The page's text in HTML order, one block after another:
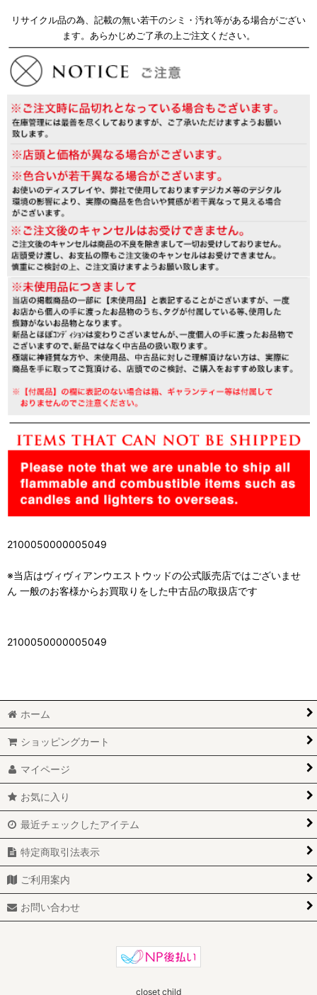
リサイクル品の為、記載の無い若干のシミ・汚れ等がある場合がござい
ます。あらかじめご了承の上ご注文ください。
2100050000005049
※当店はヴィヴィアンウエストウッドの公式販売店ではございませ
ん 一般のお客様からお買取りをした中古品の取扱店です
2100050000005049
ホーム
ショッピングカート
マイページ
お気に入り
最近チェックしたアイテム
特定商取引法表示
ご利用案内
お問い合わせ
closet child